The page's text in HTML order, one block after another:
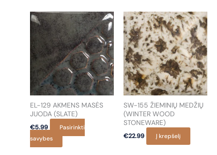
EL-129 AKMENS MASĖS
JUODA (SLATE)
€5.99
Pasirinkti
savybes
This
product
SW-155 ŽIEMINIŲ MEDŽIŲ
(WINTER WOOD
STONEWARE)
€22.99 Į krepšelį